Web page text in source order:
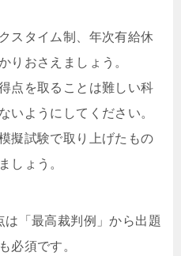
スタイム制、年次有給休
りおさえましょう。
点を取ることは難しい科
いようにしてください。
擬試験で取り上げたもの
しょう。
「最高裁判例」から出題
必須です。